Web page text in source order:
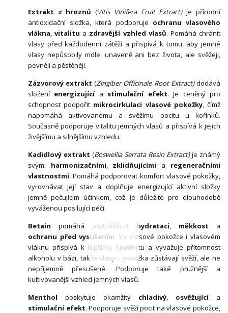
Extrakt z hroznů (Vitis Vinifera Fruit Extract)je přírodní
antioxidační složka, která podporuje ochranu vlasového
vlákna,vitalitu a zdravější vzhled vlasů. Pomáhá chránit
vlasy před každodenní zátěží a přispívá k tomu, aby jemné
vlasy nepůsobily mdle, unaveně ani bez života, ale svěžeji,
pevněji a pěstěněji.
Zázvorový extrakt (Zingiber Officinale Root Extract)dodává
složení energizujícía stimulační efekt. Je ceněný pro
schopnost podpořit mikrocirkulaci vlasové pokožky, čímž
napomáhá aktivovanému a svěžímu pocitu u kořínků.
Současně podporuje vitalitu jemných vlasů a přispívá k jejich
živějšímu a silnějšímu vzhledu.
Kadidlový extrakt (Boswellia Serrata Resin Extract)je známý
svými harmonizačními, zklidňujícími a regeneračními
vlastnostmi. Pomáhá podporovat komfort vlasové pokožky,
vyrovnávat její stav a doplňuje energizující aktivní složky
jemně pečujícím účinkem, což je důležité pro dlouhodobě
vyváženou posilující péči.
Betain pomáhá podporovat hydrataci, měkkost a
ochranu před vysušením. Ve vlasové pokožce i vlasovém
vláknu přispívá k lepšímu komfortu a vyvažuje přítomnost
alkoholu v bázi, takže vlasy i pokožka zůstávají svěží, ale ne
nepříjemně přesušené. Podporuje také pružnější a
kultivovanější vzhled jemných vlasů.
Menthol poskytuje okamžitý chladivý, osvěžujícía
stimulační efekt. Podporuje svěží pocit na vlasové pokožce,